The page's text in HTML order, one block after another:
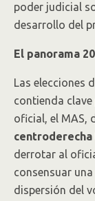
poder judicial
desarrollo del
El panorama
Las elecciones
contienda
oficial, el MAS,
centroderecha
derrotar al
consensuar
dispersión del